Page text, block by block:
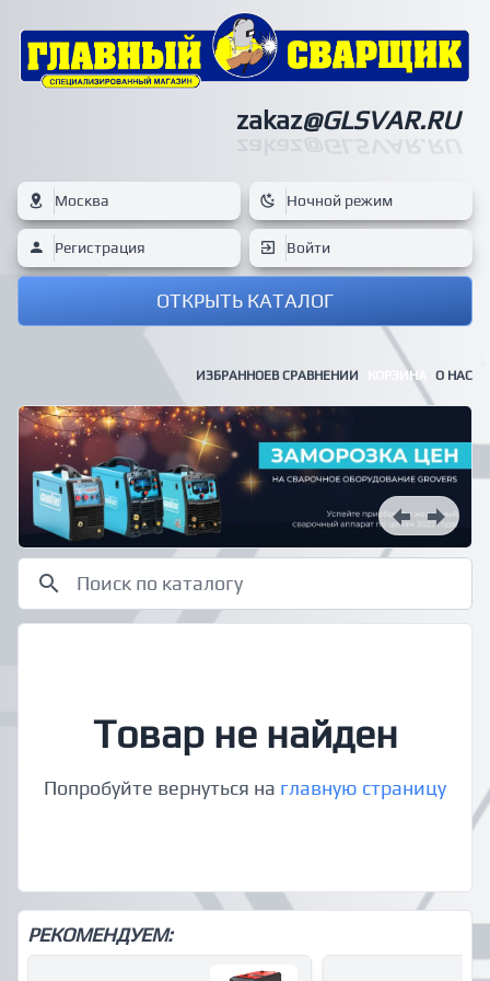
zakaz@GLSVAR.RU
Москва Ночной режим
Регистрация Войти
ОТКРЫТЬ КАТАЛОГ
ИЗБРАННОЕВ СРАВНЕНИИ КОРЗИНА О НАС
Товар не найден
Попробуйте вернуться на главную страницу
РЕКОМЕНДУЕМ: